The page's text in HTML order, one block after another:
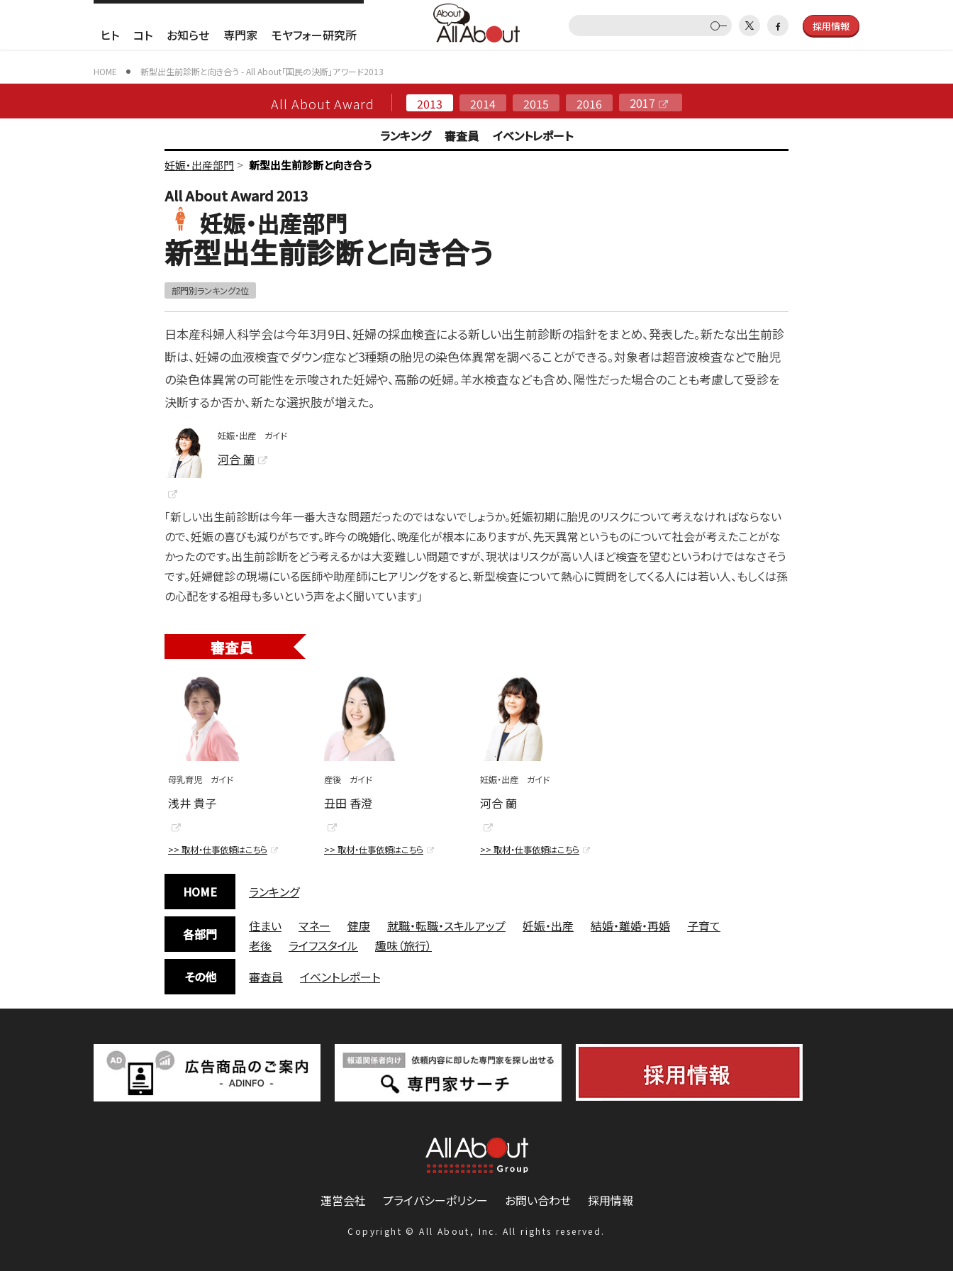
ヒト コト お知らせ 専門家 モヤフォー研究所
採用情報
HOME 新型出生前診断と向き合う - All About「国民の決断」アワード2013
All About Award 2013 2014 2015 2016
2017
ランキング
審査員 イベントレポート
妊娠・出産部門 > 新型出生前診断と向き合う
All About Award 2013
妊娠・出産部門
新型出生前診断と向き合う
部門別ランキング2位
日本産科婦人科学会は今年3月9日、妊婦の採血検査による新しい出生前診断の指針をまとめ、発表した。新たな出生前診
断は、妊婦の血液検査でダウン症など3種類の胎児の染色体異常を調べることができる。対象者は超音波検査などで胎児
の染色体異常の可能性を示唆された妊婦や、高齢の妊婦。羊水検査なども含め、陽性だった場合のことも考慮して受診を
決断するか否か、新たな選択肢が増えた。
妊娠・出産 ガイド
河合 蘭
「新しい出生前診断は今年一番大きな問題だったのではないでしょうか。妊娠初期に胎児のリスクについて考えなければならない
ので、妊娠の喜びも減りがちです。昨今の晩婚化、晩産化が根本にありますが、先天異常というものについて社会が考えたことがな
かったのです。出生前診断をどう考えるかは大変難しい問題ですが、現状はリスクが高い人ほど検査を望むというわけではなさそう
です。妊婦健診の現場にいる医師や助産師にヒアリングをすると、新型検査について熱心に質問をしてくる人には若い人、もしくは孫
の心配をする祖母も多いという声をよく聞いています」
審査員
母乳育児 ガイド
浅井 貴子
>> 取材・仕事依頼はこちら
産後 ガイド
丑田 香澄
>> 取材・仕事依頼はこちら
妊娠・出産 ガイド
河合 蘭
>> 取材・仕事依頼はこちら
HOME ランキング
各部門 住まい マネー 健康 就職・転職・スキルアップ 妊娠・出産 結婚・離婚・再婚
子育て
老後
ライフスタイル
趣味（旅行）
その他
審査員 イベントレポート
運営会社 プライバシーポリシー お問い合わせ 採用情報
Copyright © All About, Inc. All rights reserved.